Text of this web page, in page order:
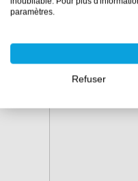
paramètres.
Refuser